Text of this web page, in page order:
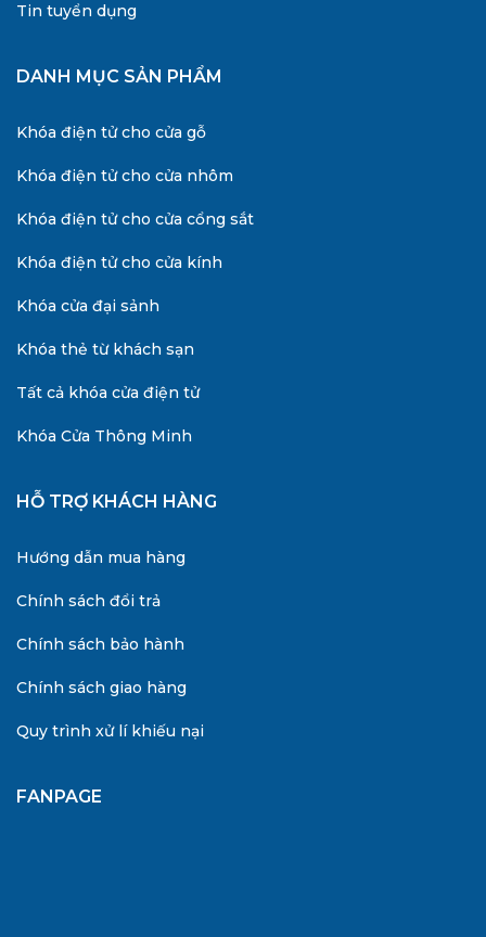
Tin tuyển dụng
DANH MỤC SẢN PHẨM
Khóa điện tử cho cửa gỗ
Khóa điện tử cho cửa nhôm
Khóa điện tử cho cửa cổng sắt
Khóa điện tử cho cửa kính
Khóa cửa đại sảnh
Khóa thẻ từ khách sạn
Tất cả khóa cửa điện tử
Khóa Cửa Thông Minh
HỖ TRỢ KHÁCH HÀNG
Hướng dẫn mua hàng
Chính sách đổi trả
Chính sách bảo hành
Chính sách giao hàng
Quy trình xử lí khiếu nại
FANPAGE